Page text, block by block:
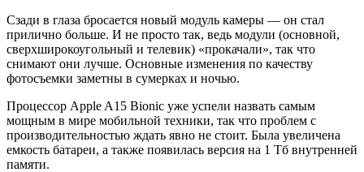
Сзади в глаза бросается новый модуль камеры — он стал
прилично больше. И не просто так, ведь модули (основной,
сверхширокоугольный и телевик) «прокачали», так что
снимают они лучше. Основные изменения по качеству
фотосъемки заметны в сумерках и ночью.
Процессор Apple A15 Bionic уже успели назвать самым
мощным в мире мобильной техники, так что проблем с
производительностью ждать явно не стоит. Была увеличена
емкость батареи, а также появилась версия на 1 Тб внутренней
памяти.